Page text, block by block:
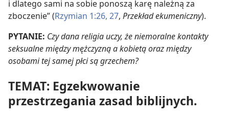
i dlatego sami na sobie ponoszą karę należną za
zboczenie” (Rzymian 1:26, 27, Przekład ekumeniczny).
PYTANIE: Czy dana religia uczy, że niemoralne kontakty
seksualne między mężczyzną a kobietą oraz między
osobami tej samej płci są grzechem?
TEMAT: Egzekwowanie
przestrzegania zasad biblijnych.